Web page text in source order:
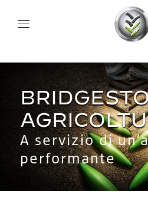
A servizio di
performante